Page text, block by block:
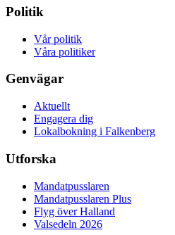
Politik
Vår politik
Våra politiker
Genvägar
Aktuellt
Engagera dig
Lokalbokning i Falkenberg
Utforska
Mandatpusslaren
Mandatpusslaren Plus
Flyg över Halland
Valsedeln 2026